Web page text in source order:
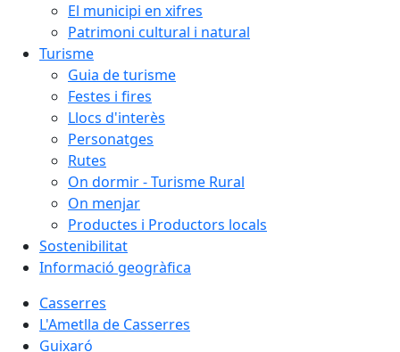
El municipi en xifres
Patrimoni cultural i natural
Turisme
Guia de turisme
Festes i fires
Llocs d'interès
Personatges
Rutes
On dormir - Turisme Rural
On menjar
Productes i Productors locals
Sostenibilitat
Informació geogràfica
Casserres
L'Ametlla de Casserres
Guixaró